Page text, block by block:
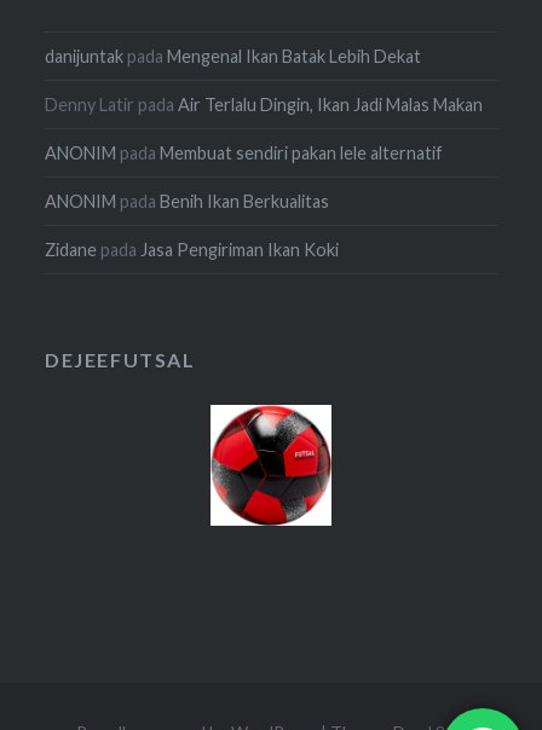
danijuntak padaMengenal Ikan Batak Lebih Dekat
Denny Latir padaAir Terlalu Dingin, Ikan Jadi Malas Makan
ANONIM padaMembuat sendiri pakan lele alternatif
ANONIM padaBenih Ikan Berkualitas
Zidane padaJasa Pengiriman Ikan Koki
DEJEEFUTSAL